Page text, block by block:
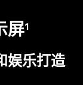
屏1
娱乐打造